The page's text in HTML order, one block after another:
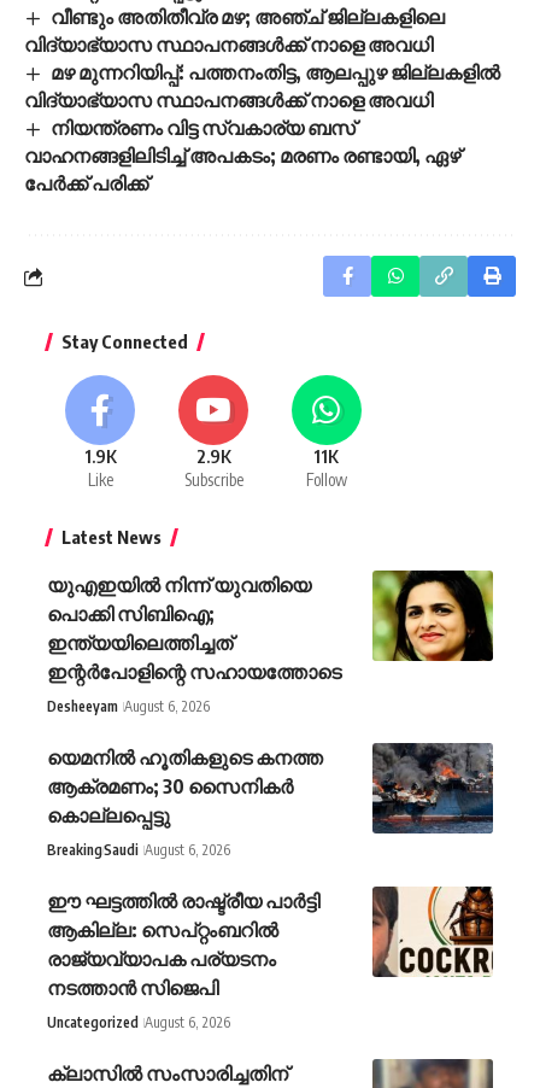
വീണ്ടും അതിതീവ്ര മഴ; അഞ്ച് ജില്ലകളിലെ
വിദ്യാഭ്യാസ സ്ഥാപനങ്ങൾക്ക് നാളെ അവധി
മഴ മുന്നറിയിപ്പ്: പത്തനംതിട്ട, ആലപ്പുഴ ജില്ലകളിൽ
വിദ്യാഭ്യാസ സ്ഥാപനങ്ങൾക്ക് നാളെ അവധി
നിയന്ത്രണം വിട്ട സ്വകാര്യ ബസ്
വാഹനങ്ങളിലിടിച്ച് അപകടം; മരണം രണ്ടായി, ഏഴ്
പേർക്ക് പരിക്ക്
Stay Connected
1.9K
Like
2.9K
Subscribe
11K
Follow
Latest News
യുഎഇയിൽ നിന്ന് യുവതിയെ
പൊക്കി സിബിഐ;
ഇന്ത്യയിലെത്തിച്ചത്
ഇന്റർപോളിന്റെ സഹായത്തോടെ
Desheeyam August 6, 2026
യെമനില്‍ ഹൂതികളുടെ കനത്ത
ആക്രമണം; 30 സൈനികര്‍
കൊല്ലപ്പെട്ടു
BreakingSaudi August 6, 2026
ഈ ഘട്ടത്തിൽ രാഷ്ട്രീയ പാർട്ടി
ആകില്ല: സെപ്റ്റംബറിൽ
രാജ്യവ്യാപക പര്യടനം
നടത്താൻ സിജെപി
Uncategorized August 6, 2026
ക്ലാസില്‍ സംസാരിച്ചതിന്